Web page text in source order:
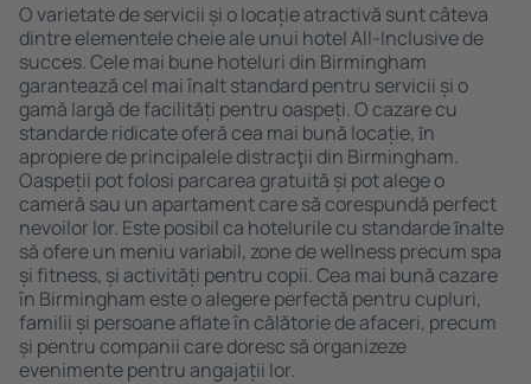
O varietate de servicii și o locație atractivă sunt câteva
dintre elementele cheie ale unui hotel All-Inclusive de
succes. Cele mai bune hoteluri din Birmingham
garantează cel mai înalt standard pentru servicii și o
gamă largă de facilități pentru oaspeți. O cazare cu
standarde ridicate oferă cea mai bună locație, ȋn
apropiere de principalele distracţii din Birmingham.
Oaspeții pot folosi parcarea gratuită și pot alege o
cameră sau un apartament care să corespundă perfect
nevoilor lor. Este posibil ca hotelurile cu standarde ȋnalte
să ofere un meniu variabil, zone de wellness precum spa
și fitness, și activități pentru copii. Cea mai bună cazare
în Birmingham este o alegere perfectă pentru cupluri,
familii și persoane aflate în călătorie de afaceri, precum
și pentru companii care doresc să organizeze
evenimente pentru angajații lor.